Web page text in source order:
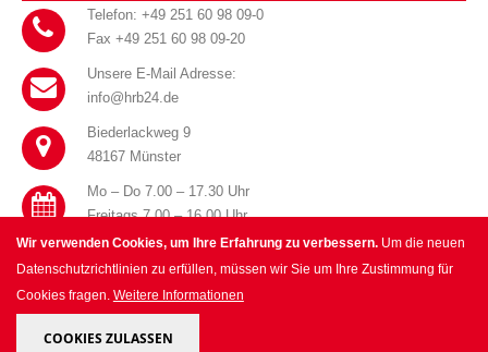
Wir verwenden Cookies, um Ihre Erfahrung zu verbessern. Um die neuen
Datenschutzrichtlinien zu erfüllen, müssen wir Sie um Ihre Zustimmung für
Cookies fragen. Weitere Informationen
COOKIES ZULASSEN
Telefon: +49 251 60 98 09-0
Fax +49 251 60 98 09-20
Unsere E-Mail Adresse:
info@hrb24.de
Biederlackweg 9
48167 Münster
Mo – Do 7.00 – 17.30 Uhr
Freitags 7.00 – 16.00 Uhr